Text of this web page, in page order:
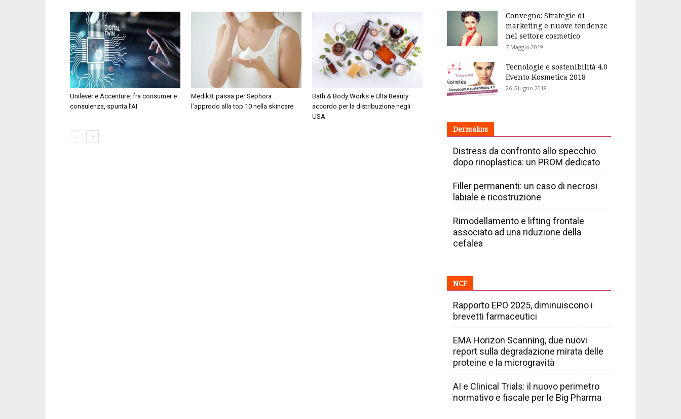
Unilever e Accenture: fra consumer e
consulenza, spunta l’AI
Medik8: passa per Sephora
l’approdo alla top 10 nella skincare
Bath & Body Works e Ulta Beauty:
accordo per la distribuzione negli
USA
Convegno: Strategie di
marketing e nuove tendenze
nel settore cosmetico
7 Maggio 2019
Tecnologie e sostenibilità 4.0
Evento Kosmetica 2018
26 Giugno 2018
Dermakos
Distress da confronto allo specchio
dopo rinoplastica: un PROM dedicato
Filler permanenti: un caso di necrosi
labiale e ricostruzione
Rimodellamento e lifting frontale
associato ad una riduzione della
cefalea
NCF
Rapporto EPO 2025, diminuiscono i
brevetti farmaceutici
EMA Horizon Scanning, due nuovi
report sulla degradazione mirata delle
proteine e la microgravità
AI e Clinical Trials: il nuovo perimetro
normativo e fiscale per le Big Pharma